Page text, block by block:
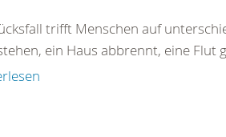
trifft Menschen auf
ein Haus abbrennt, eine